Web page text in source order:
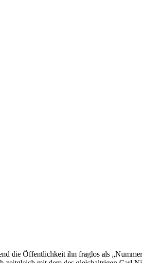
die Öffentlichkeit ihn fraglos als